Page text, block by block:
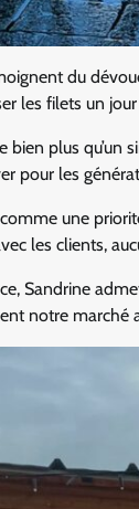
du
les filets un
plus qu’un
pour les
une
les clients,
Sandrine
notre marché